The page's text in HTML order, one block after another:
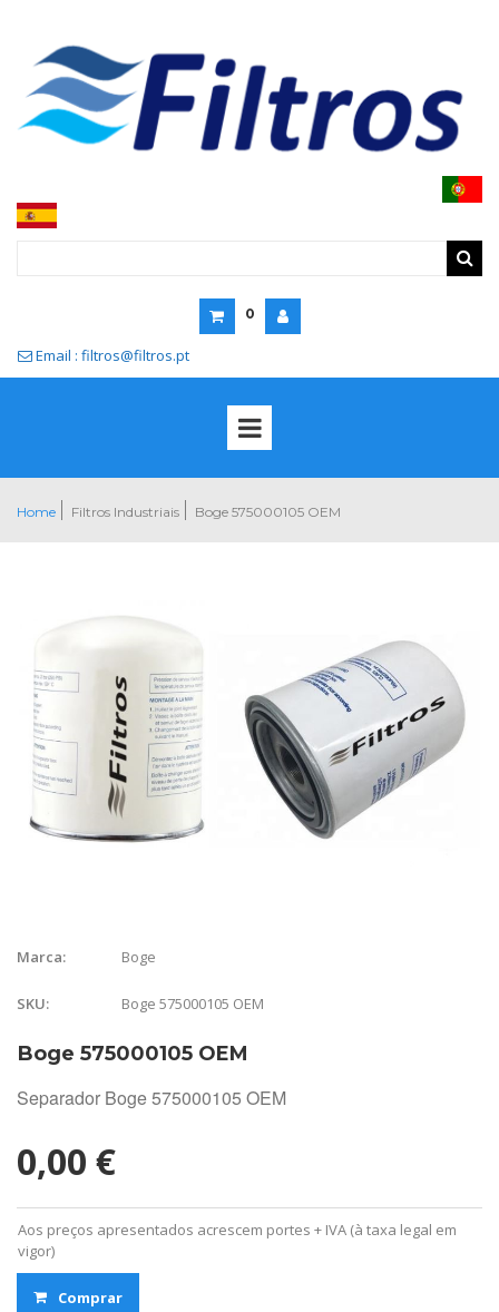
0
 Email : filtros@filtros.pt
Home Filtros Industriais Boge 575000105 OEM
Marca: Boge
SKU: Boge 575000105 OEM
Boge 575000105 OEM
Separador Boge 575000105 OEM
0,00 €
Aos preços apresentados acrescem portes + IVA (à taxa legal em
vigor)
Comprar